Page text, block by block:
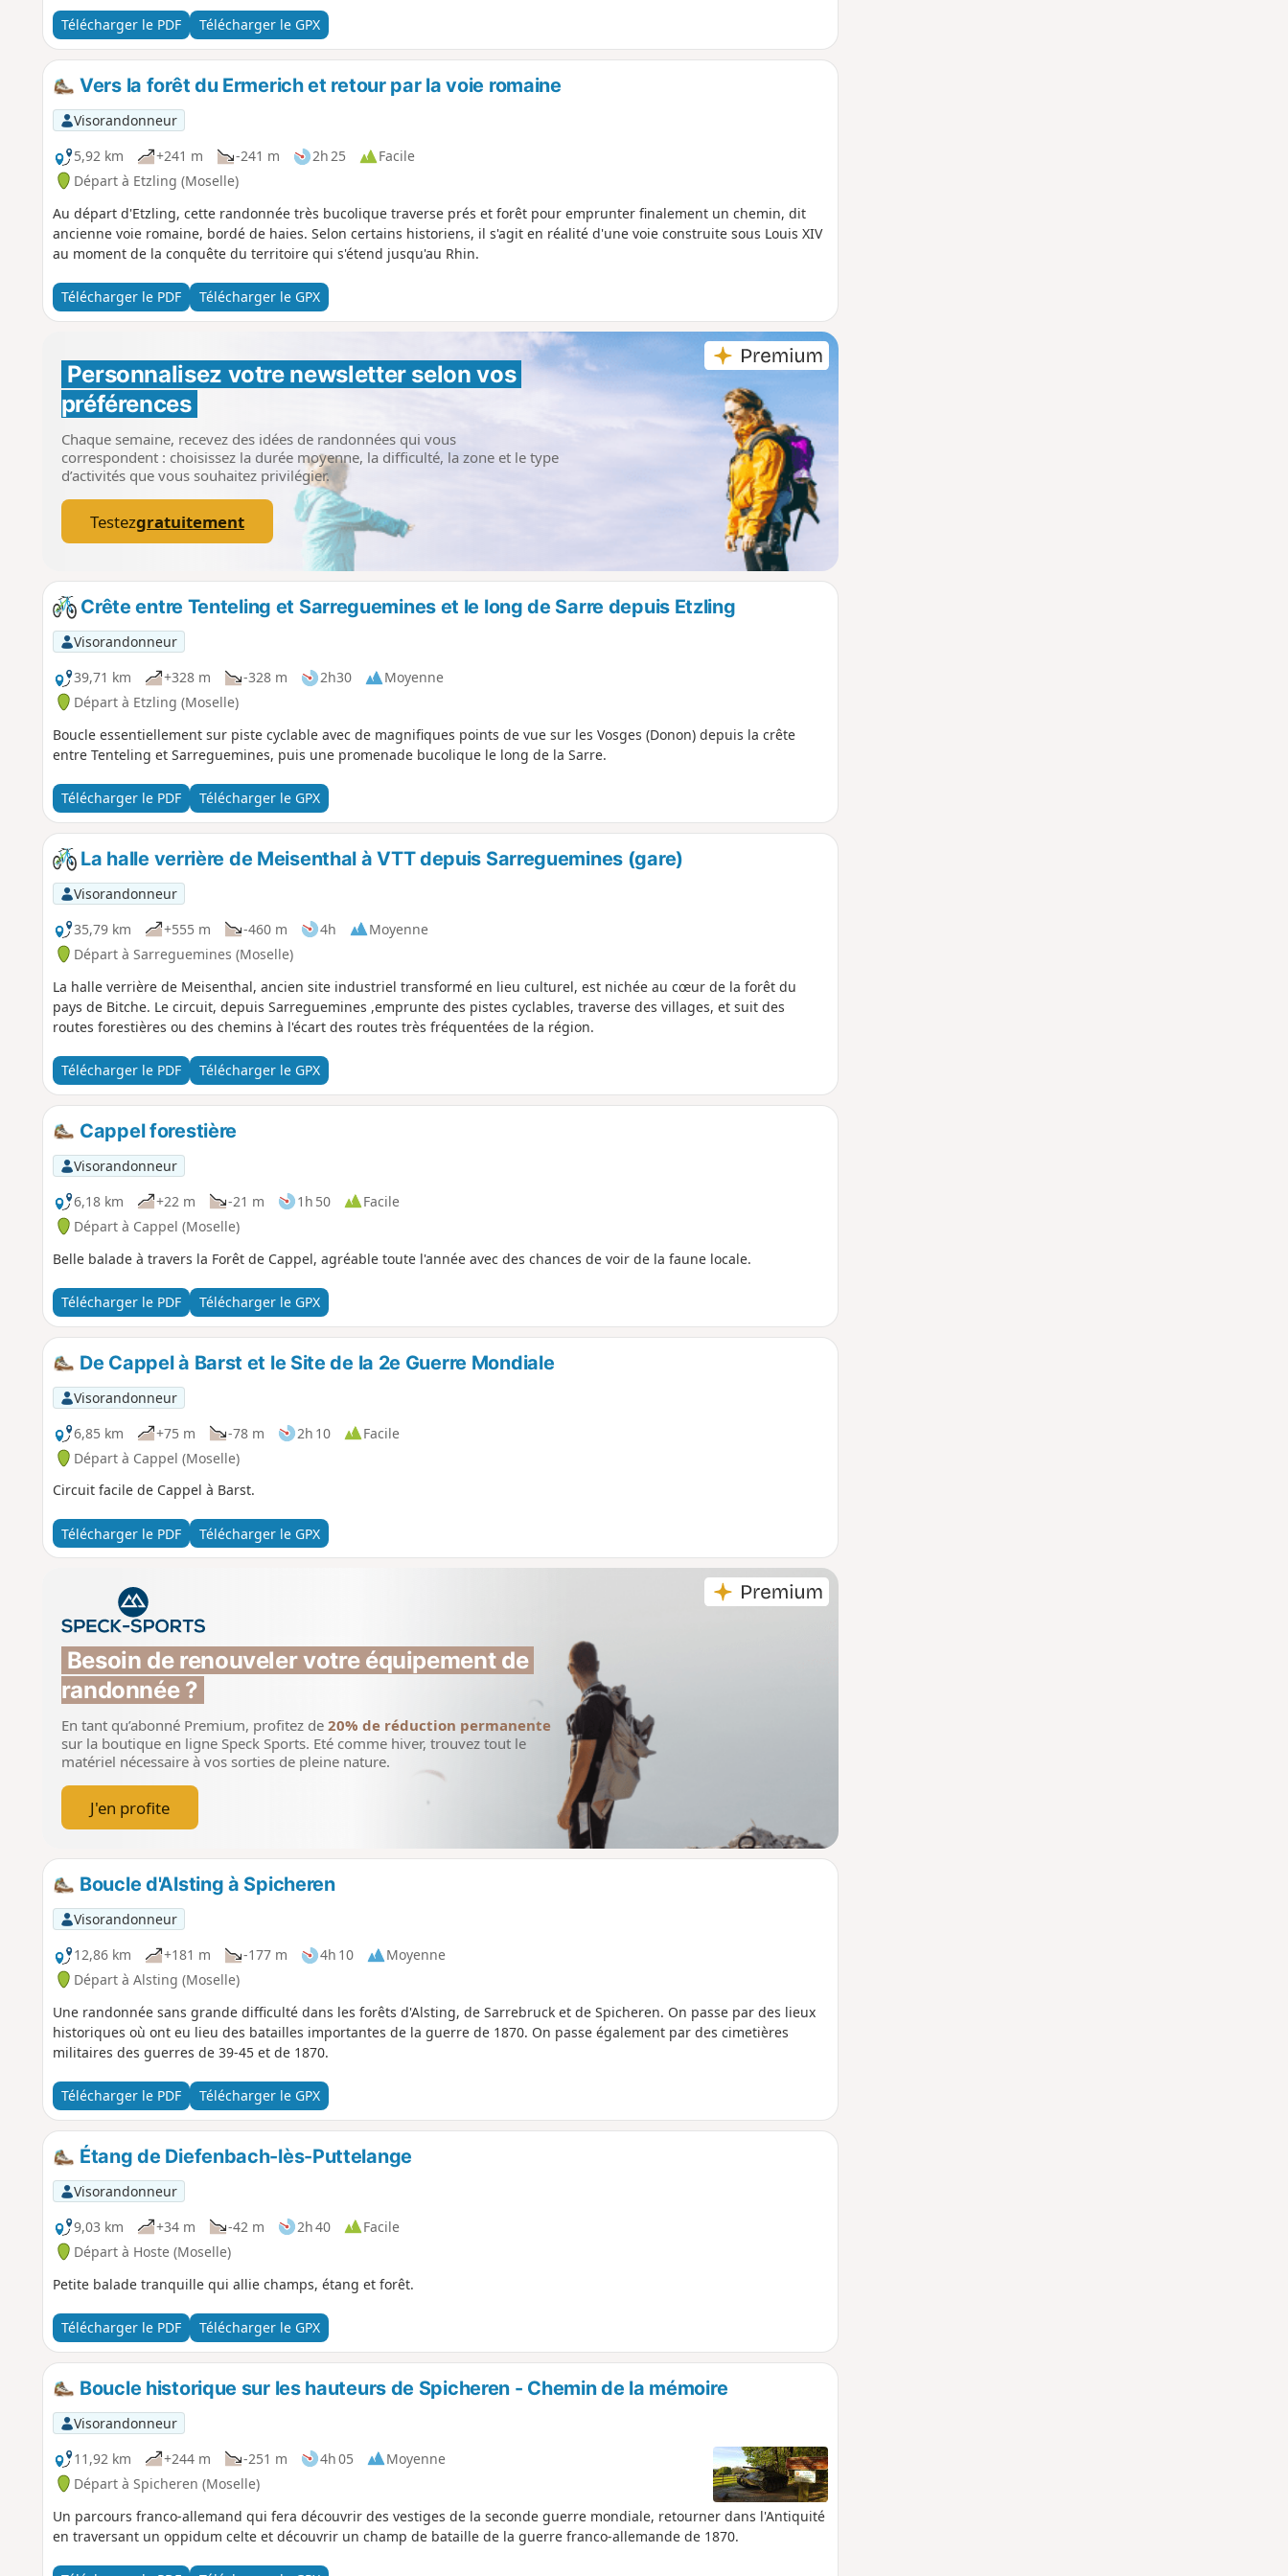
Télécharger le PDF Télécharger le GPX
Vers la forêt du Ermerich et retour par la voie romaine
Visorandonneur
5,92 km
+241 m -241 m 2h 25
Facile
Départ à Etzling (Moselle)
Au départ d'Etzling, cette randonnée très bucolique traverse prés et forêt pour emprunter finalement un chemin, dit
ancienne voie romaine, bordé de haies. Selon certains historiens, il s'agit en réalité d'une voie construite sous Louis XIV
au moment de la conquête du territoire qui s'étend jusqu'au Rhin.
Télécharger le PDF Télécharger le GPX
Personnalisez votre newsletter selon vos
préférences
Chaque semaine, recevez des idées de randonnées qui vous
correspondent : choisissez la durée moyenne, la difficulté, la zone et le type
d’activités que vous souhaitez privilégier.
Testezgratuitement
Crête entre Tenteling et Sarreguemines et le long de Sarre depuis Etzling
Visorandonneur
39,71 km
+328 m -328 m 2h30
Moyenne
Départ à Etzling (Moselle)
Boucle essentiellement sur piste cyclable avec de magnifiques points de vue sur les Vosges (Donon) depuis la crête
entre Tenteling et Sarreguemines, puis une promenade bucolique le long de la Sarre.
Télécharger le PDF Télécharger le GPX
La halle verrière de Meisenthal à VTT depuis Sarreguemines (gare)
Visorandonneur
35,79 km
+555 m -460 m 4h
Moyenne
Départ à Sarreguemines (Moselle)
La halle verrière de Meisenthal, ancien site industriel transformé en lieu culturel, est nichée au cœur de la forêt du
pays de Bitche. Le circuit, depuis Sarreguemines ,emprunte des pistes cyclables, traverse des villages, et suit des
routes forestières ou des chemins à l'écart des routes très fréquentées de la région.
Télécharger le PDF Télécharger le GPX
Cappel forestière
Visorandonneur
6,18 km
+22 m -21 m 1h 50
Facile
Départ à Cappel (Moselle)
Belle balade à travers la Forêt de Cappel, agréable toute l'année avec des chances de voir de la faune locale.
Télécharger le PDF Télécharger le GPX
De Cappel à Barst et le Site de la 2e Guerre Mondiale
Visorandonneur
6,85 km
+75 m -78 m 2h 10
Facile
Départ à Cappel (Moselle)
Circuit facile de Cappel à Barst.
Télécharger le PDF Télécharger le GPX
Besoin de renouveler votre équipement de
randonnée ?
En tant qu’abonné Premium, profitez de 20% de réduction permanente
sur la boutique en ligne Speck Sports. Eté comme hiver, trouvez tout le
matériel nécessaire à vos sorties de pleine nature.
J'en profite
Boucle d'Alsting à Spicheren
Visorandonneur
12,86 km
+181 m -177 m 4h 10
Moyenne
Départ à Alsting (Moselle)
Une randonnée sans grande difficulté dans les forêts d'Alsting, de Sarrebruck et de Spicheren. On passe par des lieux
historiques où ont eu lieu des batailles importantes de la guerre de 1870. On passe également par des cimetières
militaires des guerres de 39-45 et de 1870.
Télécharger le PDF Télécharger le GPX
Étang de Diefenbach-lès-Puttelange
Visorandonneur
9,03 km
+34 m -42 m 2h 40
Facile
Départ à Hoste (Moselle)
Petite balade tranquille qui allie champs, étang et forêt.
Télécharger le PDF Télécharger le GPX
Boucle historique sur les hauteurs de Spicheren - Chemin de la mémoire
Visorandonneur
11,92 km
+244 m -251 m 4h 05
Moyenne
Départ à Spicheren (Moselle)
Un parcours franco-allemand qui fera découvrir des vestiges de la seconde guerre mondiale, retourner dans l'Antiquité
en traversant un oppidum celte et découvrir un champ de bataille de la guerre franco-allemande de 1870.